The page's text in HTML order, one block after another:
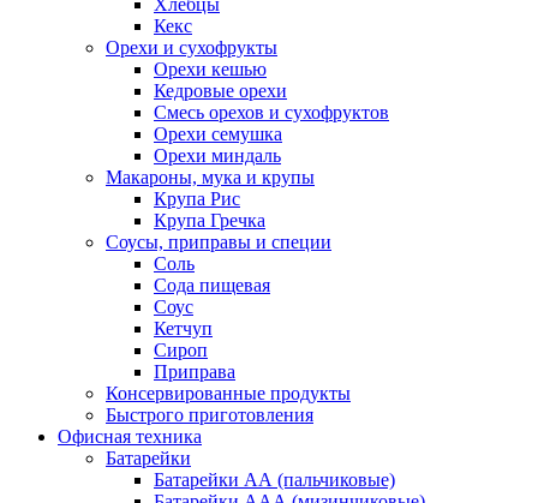
Хлебцы
Кекс
Орехи и сухофрукты
Орехи кешью
Кедровые орехи
Смесь орехов и сухофруктов
Орехи семушка
Орехи миндаль
Макароны, мука и крупы
Крупа Рис
Крупа Гречка
Соусы, приправы и специи
Соль
Сода пищевая
Соус
Кетчуп
Сироп
Приправа
Консервированные продукты
Быстрого приготовления
Офисная техника
Батарейки
Батарейки АА (пальчиковые)